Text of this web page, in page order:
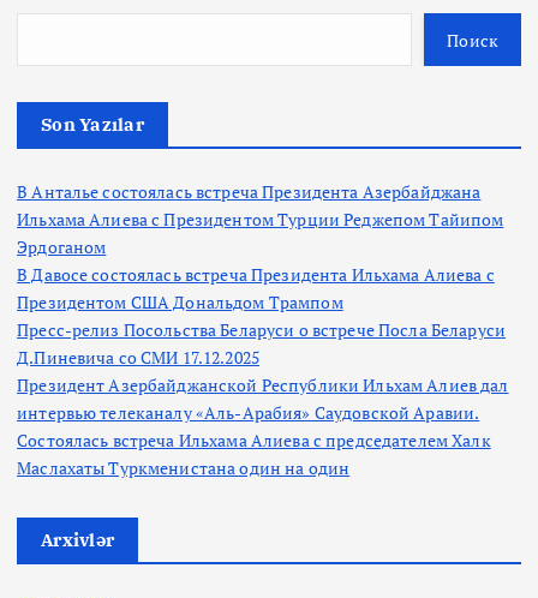
Поиск
Son Yazılar
В Анталье состоялась встреча Президента Азербайджана
Ильхама Алиева с Президентом Турции Реджепом Тайипом
Эрдоганом
В Давосе состоялась встреча Президента Ильхама Алиева с
Президентом США Дональдом Трампом
Пресс-релиз Посольства Беларуси о встрече Посла Беларуси
Д.Пиневича со СМИ 17.12.2025
Президент Азербайджанской Республики Ильхам Алиев дал
интервью телеканалу «Аль-Арабия» Саудовской Аравии.
Состоялась встреча Ильхама Алиева с председателем Халк
Маслахаты Туркменистана один на один
Arxivlər